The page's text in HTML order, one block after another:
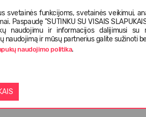
svetainės funkcijoms, svetainės veikimui,
Paspaudę "SUTINKU SU VISAIS
naudojimu ir informacijos dalijimusi su
naudojimą ir mūsų partnerius galite sužinoti
naudojimo politika.